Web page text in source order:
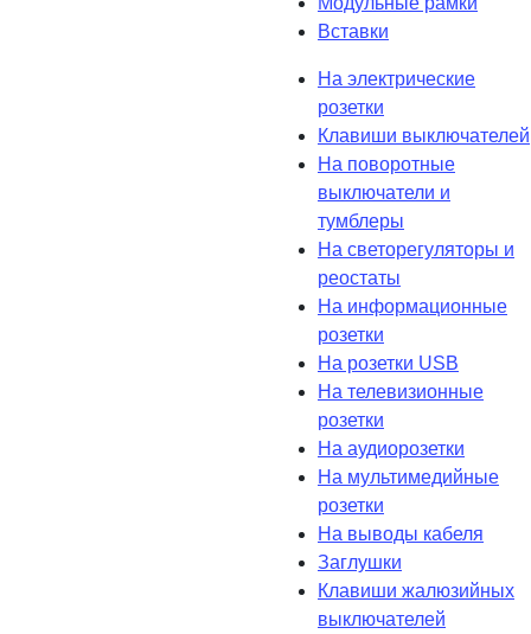
Вставки
На электрические
розетки
Клавиши выключателей
На поворотные
выключатели и
тумблеры
На светорегуляторы и
реостаты
На информационные
розетки
На розетки USB
На телевизионные
розетки
На аудиорозетки
На мультимедийные
розетки
На выводы кабеля
Заглушки
Клавиши жалюзийных
выключателей